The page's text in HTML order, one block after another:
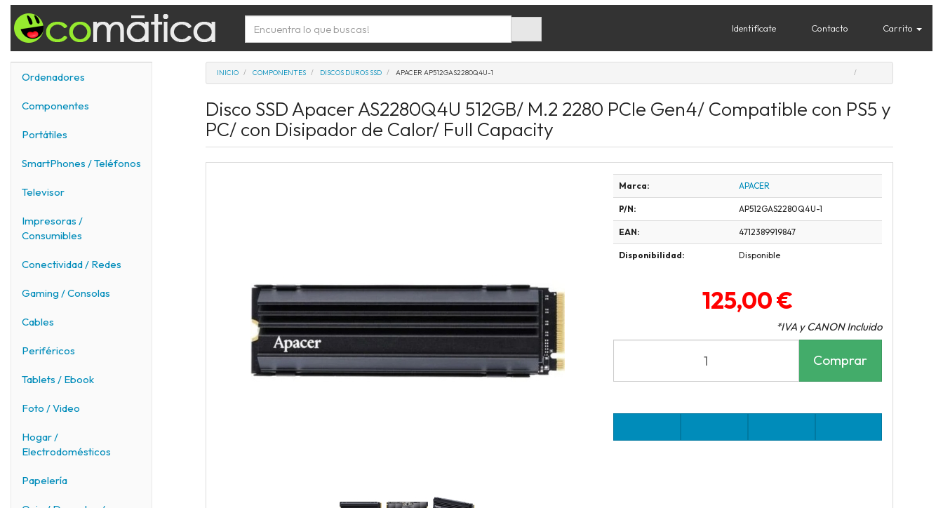
Identifícate Contacto Carrito
Ordenadores
Componentes
Portátiles
SmartPhones / Teléfonos
Televisor
Impresoras /
Consumibles
Conectividad / Redes
Gaming / Consolas
Cables
Periféricos
Tablets / Ebook
Foto / Video
Hogar /
Electrodomésticos
Papelería
INICIO COMPONENTES DISCOS DUROS SSD APACER AP512GAS2280Q4U-1
Disco SSD Apacer AS2280Q4U 512GB/ M.2 2280 PCIe Gen4/ Compatible con PS5 y
PC/ con Disipador de Calor/ Full Capacity
Marca: APACER
P/N: AP512GAS2280Q4U-1
EAN: 4712389919847
Disponibilidad: Disponible
125,00 €
*IVA y CANON Incluido
Comprar